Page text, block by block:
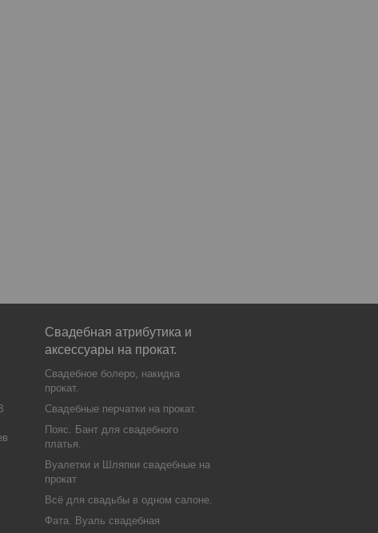
Свадебная атрибутика и
аксессуары на прокат.
Свадебное болеро, накидка
прокат.
Свадебные перчатки на прокат.
Пояс. Бант для свадебного
платья.
Вуалетки и Шляпки свадебные на
прокат
Всё для свадьбы в одном салоне.
Фата. Вуаль свадебная